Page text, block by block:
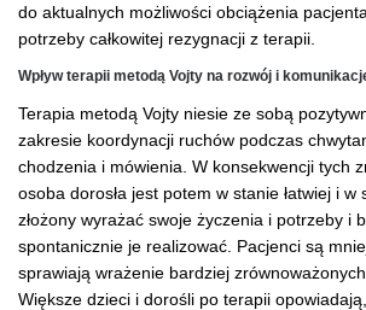
do aktualnych możliwości obciążenia
potrzeby całkowitej rezygnacji z terapii.
Wpływ terapii metodą Vojty na rozwój i
Terapia metodą Vojty niesie ze sobą
zakresie koordynacji ruchów podczas
chodzenia i mówienia. W konsekwencji tych
osoba dorosła jest potem w stanie łatwiej i w
złożony wyrażać swoje życzenia i potrzeby i
spontanicznie je realizować. Pacjenci są
sprawiają wrażenie bardziej
Większe dzieci i dorośli po terapii